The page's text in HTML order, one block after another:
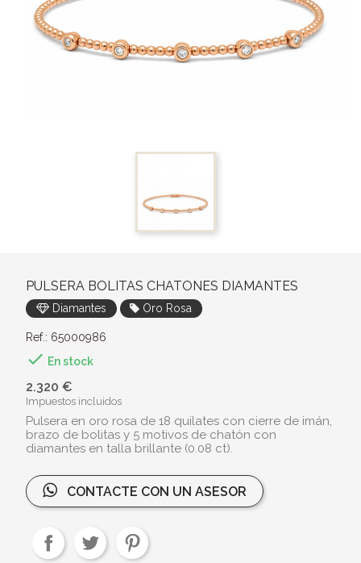
PULSERA BOLITAS CHATONES DIAMANTES
Diamantes Oro Rosa
Ref.: 65000986
 En stock
2.320 €
Impuestos incluidos
Pulsera en oro rosa de 18 quilates con cierre de imán,
brazo de bolitas y 5 motivos de chatón con
diamantes en talla brillante (0.08 ct).
CONTACTE CON UN ASESOR